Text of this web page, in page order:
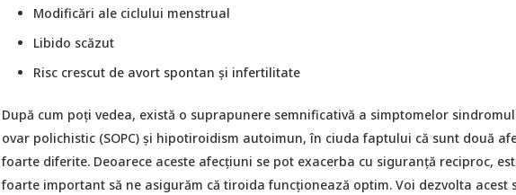
Modificări ale ciclului menstrual
Libido scăzut
Risc crescut de avort spontan și infertilitate
După cum poți vedea, există o suprapunere semnificativă a simptomelor
ovar polichistic (SOPC) și hipotiroidism autoimun, în ciuda faptului că sunt două
foarte diferite. Deoarece aceste afecțiuni se pot exacerba cu siguranță reciproc,
foarte important să ne asigurăm că tiroida funcționează optim. Voi dezvolta acest